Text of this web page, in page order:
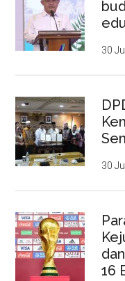
30
30
16